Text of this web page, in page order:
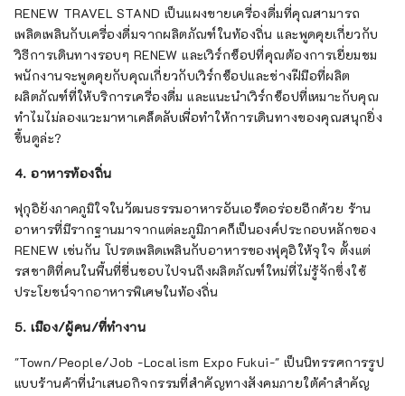
RENEW TRAVEL STAND เป็นแผงขายเครื่องดื่มที่คุณสามารถ
เพลิดเพลินกับเครื่องดื่มจากผลิตภัณฑ์ในท้องถิ่น และพูดคุยเกี่ยวกับ
วิธีการเดินทางรอบๆ RENEW และเวิร์กช็อปที่คุณต้องการเยี่ยมชม
พนักงานจะพูดคุยกับคุณเกี่ยวกับเวิร์กช็อปและช่างฝีมือที่ผลิต
ผลิตภัณฑ์ที่ให้บริการเครื่องดื่ม และแนะนำเวิร์กช็อปที่เหมาะกับคุณ
ทำไมไม่ลองแวะมาหาเคล็ดลับเพื่อทำให้การเดินทางของคุณสนุกยิ่ง
ขึ้นดูล่ะ?
4. อาหารท้องถิ่น
ฟุกุอิยังภาคภูมิใจในวัฒนธรรมอาหารอันเอร็ดอร่อยอีกด้วย ร้าน
อาหารที่มีรากฐานมาจากแต่ละภูมิภาคก็เป็นองค์ประกอบหลักของ
RENEW เช่นกัน โปรดเพลิดเพลินกับอาหารของฟุคุอิให้จุใจ ตั้งแต่
รสชาติที่คนในพื้นที่ชื่นชอบไปจนถึงผลิตภัณฑ์ใหม่ที่ไม่รู้จักซึ่งใช้
ประโยชน์จากอาหารพิเศษในท้องถิ่น
5. เมือง/ผู้คน/ที่ทำงาน
"Town/People/Job -Localism Expo Fukui-" เป็นนิทรรศการรูป
แบบร้านค้าที่นำเสนอกิจกรรมที่สำคัญทางสังคมภายใต้คำสำคัญ